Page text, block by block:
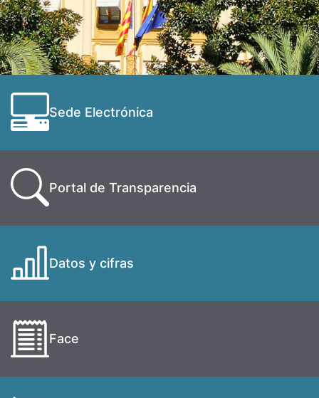
Sede Electrónica
Portal de Transparencia
Datos y cifras
Face